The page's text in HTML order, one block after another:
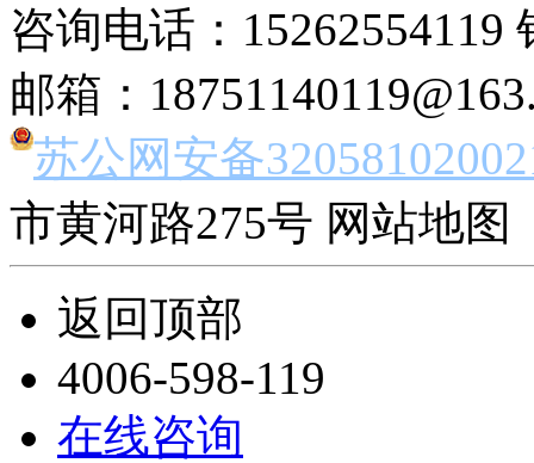
咨询电话：15262554119
邮箱：
苏公网安备
市黄河路275号 网站地图
返回顶部
4006-598-119
在线咨询